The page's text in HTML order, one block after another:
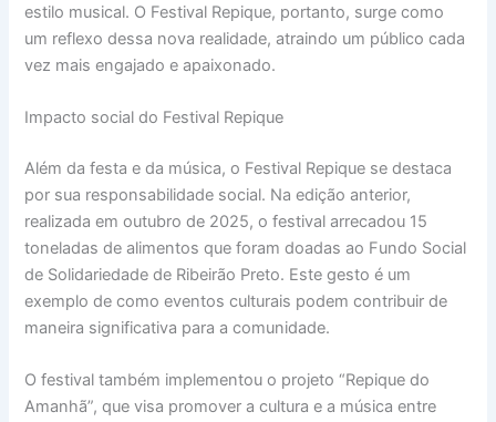
estilo musical. O Festival Repique, portanto, surge como
um reflexo dessa nova realidade, atraindo um público cada
vez mais engajado e apaixonado.
Impacto social do Festival Repique
Além da festa e da música, o Festival Repique se destaca
por sua responsabilidade social. Na edição anterior,
realizada em outubro de 2025, o festival arrecadou 15
toneladas de alimentos que foram doadas ao Fundo Social
de Solidariedade de Ribeirão Preto. Este gesto é um
exemplo de como eventos culturais podem contribuir de
maneira significativa para a comunidade.
O festival também implementou o projeto “Repique do
Amanhã”, que visa promover a cultura e a música entre